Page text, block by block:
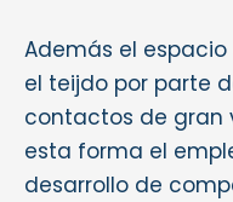
Además el
el teijdo por parte
contactos de gran
esta forma el
desarrollo de